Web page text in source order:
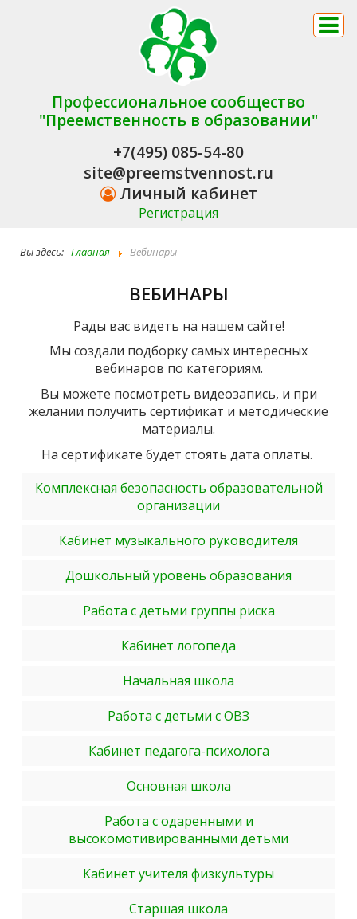
Профессиональное сообщество
"Преемственность в образовании"
+7(495) 085-54-80
site@preemstvennost.ru
Личный кабинет
Регистрация
Вы здесь: Главная Вебинары
ВЕБИНАРЫ
Рады вас видеть на нашем сайте!
Мы создали подборку самых интересных
вебинаров по категориям.
Вы можете посмотреть видеозапись, и при
желании получить сертификат и методические
материалы.
На сертификате будет стоять дата оплаты.
Комплексная безопасность образовательной
организации
Кабинет музыкального руководителя
Дошкольный уровень образования
Работа с детьми группы риска
Кабинет логопеда
Начальная школа
Работа с детьми с ОВЗ
Кабинет педагога-психолога
Основная школа
Работа с одаренными и
высокомотивированными детьми
Кабинет учителя физкультуры
Старшая школа